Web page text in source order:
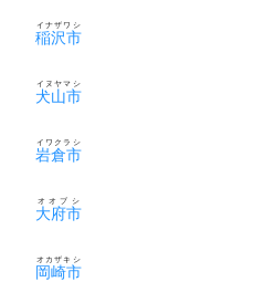
稲沢市
イナザワシ
犬山市
イヌヤマシ
岩倉市
イワクラシ
大府市
オオブシ
岡崎市
オカザキシ